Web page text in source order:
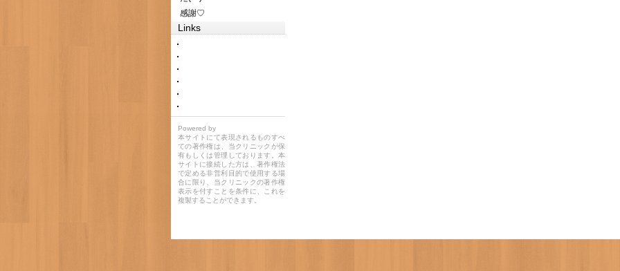
感謝♡
Links
Powered by
本サイトにて表現されるものすべ
ての著作権は、当クリニックが保
有もしくは管理しております。本
サイトに接続した方は、著作権法
で定める非営利目的で使用する場
合に限り、当クリニックの著作権
表示を付すことを条件に、これを
複製することができます。